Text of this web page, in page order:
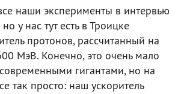
наши эксперименты в интервью
у нас тут есть в Троицке
протонов, рассчитанный на
МэВ. Конечно, это очень мало
гигантами, но на
так просто: наш ускоритель